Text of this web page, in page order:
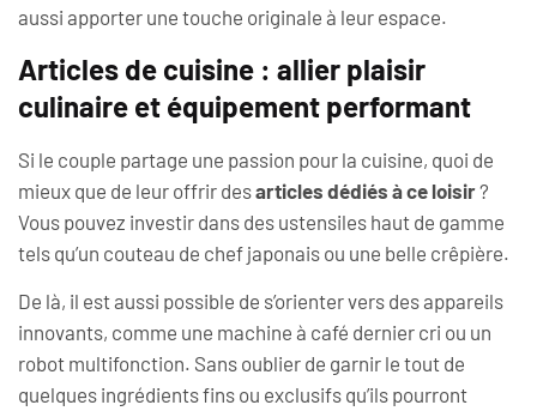
aussi apporter une touche originale à leur espace.
Articles de cuisine : allier plaisir
culinaire et équipement performant
Si le couple partage une passion pour la cuisine, quoi de
mieux que de leur offrir desarticles dédiés à ce loisir?
Vous pouvez investir dans des ustensiles haut de gamme
tels qu’un couteau de chef japonais ou une belle crêpière.
De là, il est aussi possible de s’orienter vers des appareils
innovants, comme une machine à café dernier cri ou un
robot multifonction. Sans oublier de garnir le tout de
quelques ingrédients fins ou exclusifs qu’ils pourront